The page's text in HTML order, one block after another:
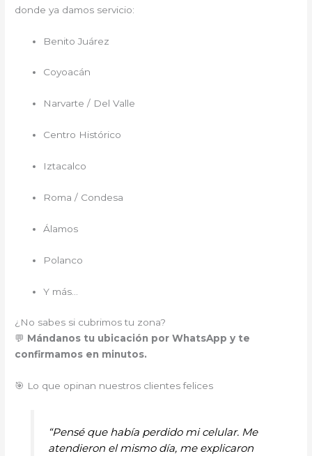
donde ya damos servicio:
Benito Juárez
Coyoacán
Narvarte / Del Valle
Centro Histórico
Iztacalco
Roma / Condesa
Álamos
Polanco
Y más…
¿No sabes si cubrimos tu zona?
💬 Mándanos tu ubicación por WhatsApp y te
confirmamos en minutos.
🎯 Lo que opinan nuestros clientes felices
“Pensé que había perdido mi celular. Me
atendieron el mismo día, me explicaron